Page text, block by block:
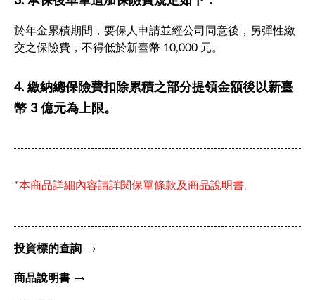
於年金累積期間，要保人申請並經公司同意後，另彈性繳
交之保險費，不得低於新臺幣 10,000 元。
4. 繳納總保險費扣除累積之部分提領金額後以新臺
幣 3 億元為上限。
*本商品詳細內容請詳閱保單條款及商品說明書。
投資標的查詢
商品說明書